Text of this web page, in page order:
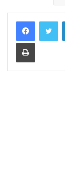
Print